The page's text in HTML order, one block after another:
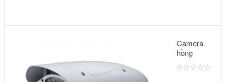
Camera
hồng
ngoại:
Model –